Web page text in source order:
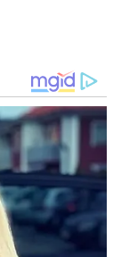
క్రియేట్
రాము
యెంకటేశు'',
ను
''సిటపట
మధ్య